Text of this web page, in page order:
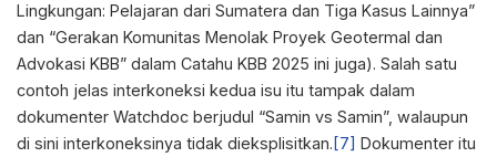
Lingkungan: Pelajaran dari Sumatera dan Tiga Kasus Lainnya”
dan “Gerakan Komunitas Menolak Proyek Geotermal dan
Advokasi KBB” dalam Catahu KBB 2025 ini juga). Salah satu
contoh jelas interkoneksi kedua isu itu tampak dalam
dokumenter Watchdoc berjudul “Samin vs Samin”, walaupun
di sini interkoneksinya tidak dieksplisitkan. [7] Dokumenter itu